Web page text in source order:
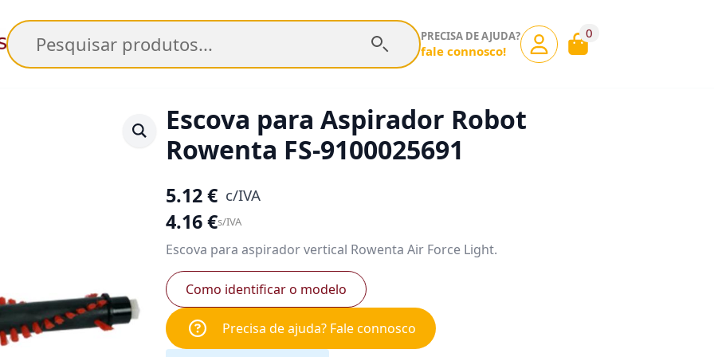
Pesquisar PRECISA DE AJUDA?
fale connosco!
0
Escova para Aspirador Robot
Rowenta FS-9100025691
5.12€ c/IVA
4.16€s/IVA
Escova para aspirador vertical Rowenta Air Force Light.
Como identificar o modelo
Precisa de ajuda? Fale connosco